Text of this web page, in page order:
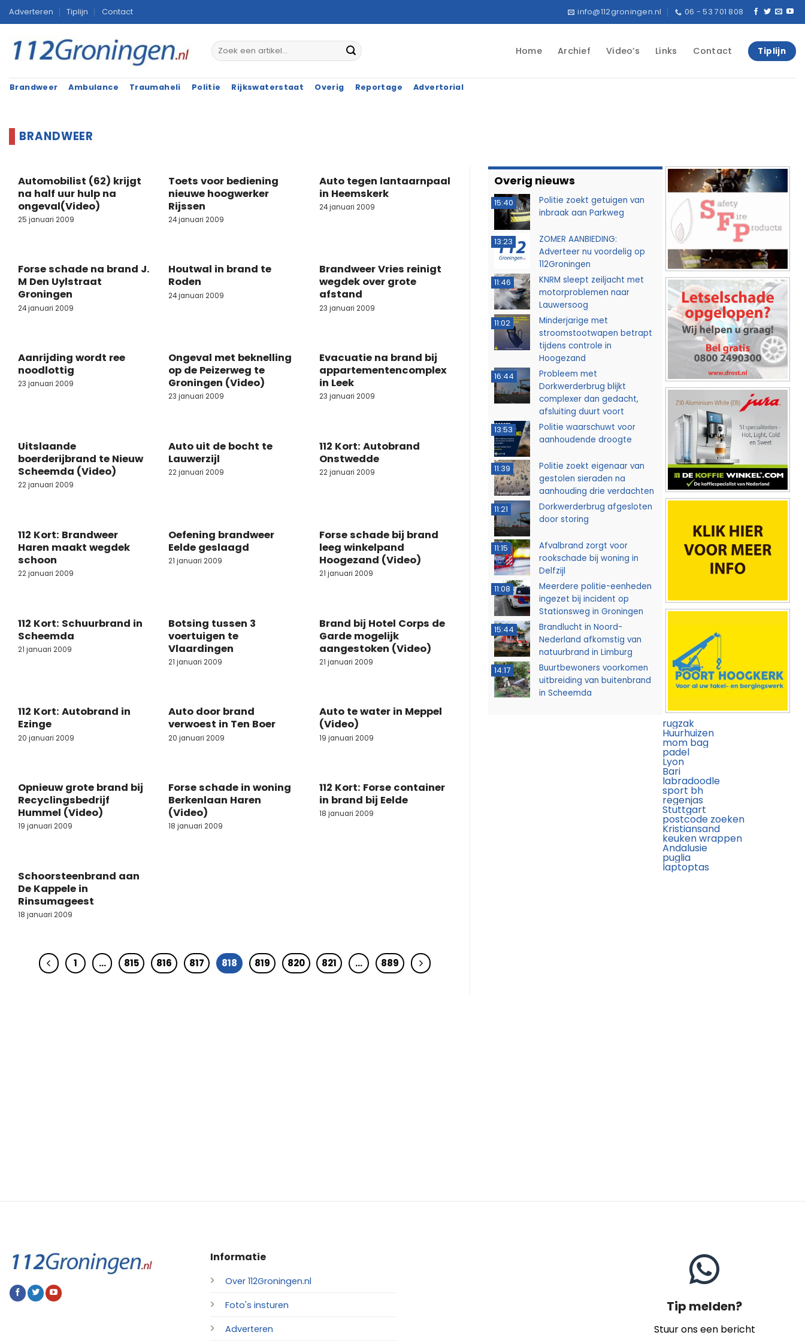
Ga
naar
inhoud
Adverteren Tiplijn Contact info@112groningen.nl 06 - 53 701 808
Home Archief Video’s Links Contact Tiplijn
Brandweer Ambulance Traumaheli Politie Rijkswaterstaat Overig Reportage Advertorial
Automobilist (62) krijgt
na half uur hulp na
ongeval(Video)
25 januari 2009
Toets voor bediening
nieuwe hoogwerker
Rijssen
24 januari 2009
Auto tegen lantaarnpaal
in Heemskerk
24 januari 2009
Forse schade na brand J.
M Den Uylstraat
Groningen
24 januari 2009
Houtwal in brand te
Roden
24 januari 2009
Brandweer Vries reinigt
wegdek over grote
afstand
23 januari 2009
Aanrijding wordt ree
noodlottig
23 januari 2009
Ongeval met beknelling
op de Peizerweg te
Groningen (Video)
23 januari 2009
Evacuatie na brand bij
appartementencomplex
in Leek
23 januari 2009
Uitslaande
boerderijbrand te Nieuw
Scheemda (Video)
22 januari 2009
Auto uit de bocht te
Lauwerzijl
22 januari 2009
112 Kort: Autobrand
Onstwedde
22 januari 2009
112 Kort: Brandweer
Haren maakt wegdek
schoon
22 januari 2009
Oefening brandweer
Eelde geslaagd
21 januari 2009
Forse schade bij brand
leeg winkelpand
Hoogezand (Video)
21 januari 2009
112 Kort: Schuurbrand in
Scheemda
21 januari 2009
Botsing tussen 3
voertuigen te
Vlaardingen
21 januari 2009
Brand bij Hotel Corps de
Garde mogelijk
aangestoken (Video)
21 januari 2009
112 Kort: Autobrand in
Ezinge
20 januari 2009
Auto door brand
verwoest in Ten Boer
20 januari 2009
Auto te water in Meppel
(Video)
19 januari 2009
Opnieuw grote brand bij
Recyclingsbedrijf
Hummel (Video)
19 januari 2009
Forse schade in woning
Berkenlaan Haren
(Video)
18 januari 2009
112 Kort: Forse container
in brand bij Eelde
18 januari 2009
Schoorsteenbrand aan
De Kappele in
Rinsumageest
18 januari 2009
1 … 815 816 817 818 819 820 821 … 889
Overig nieuws
15:40
Politie zoekt getuigen van
inbraak aan Parkweg
13:23
ZOMER AANBIEDING:
Adverteer nu voordelig op
112Groningen
11:46
KNRM sleept zeiljacht met
motorproblemen naar
Lauwersoog
11:02
Minderjarige met
stroomstootwapen betrapt
tijdens controle in
Hoogezand
16:44
Probleem met
Dorkwerderbrug blijkt
complexer dan gedacht,
afsluiting duurt voort
13:53
Politie waarschuwt voor
aanhoudende droogte
11:39
Politie zoekt eigenaar van
gestolen sieraden na
aanhouding drie verdachten
11:21
Dorkwerderbrug afgesloten
door storing
11:15
Afvalbrand zorgt voor
rookschade bij woning in
Delfzijl
11:08
Meerdere politie-eenheden
ingezet bij incident op
Stationsweg in Groningen
15:44
Brandlucht in Noord-
Nederland afkomstig van
natuurbrand in Limburg
14:17
Buurtbewoners voorkomen
uitbreiding van buitenbrand
in Scheemda
rugzak
Huurhuizen
mom bag
padel
Lyon
Bari
labradoodle
sport bh
regenjas
Stuttgart
postcode zoeken
Kristiansand
keuken wrappen
Andalusie
puglia
laptoptas
Informatie
Over 112Groningen.nl
Foto's insturen
Adverteren
Tip melden?
Stuur ons een bericht